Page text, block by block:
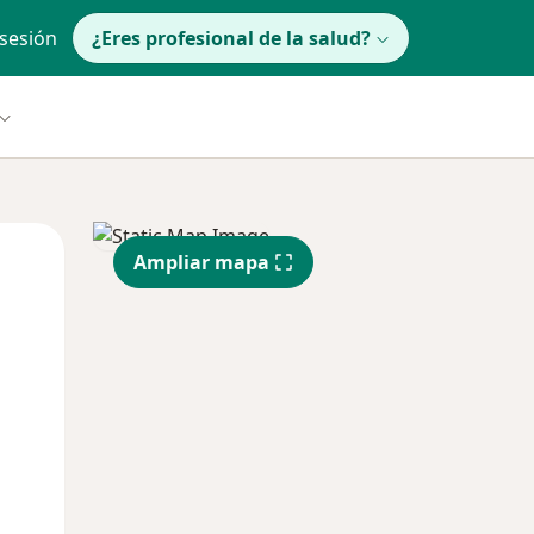
¿Eres profesional de la salud?
Mar
11 Ago
Mié
12 Ago
Ampliar mapa